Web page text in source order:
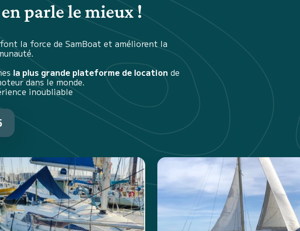
parle le mieux !
la force de SamBoat et améliorent la
la plus grande plateforme de location de
dans le monde.
inoubliable